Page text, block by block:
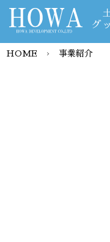
グ
HOME › 事業紹介